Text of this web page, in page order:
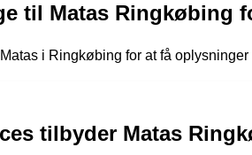
til Matas Ringkøbing
i Ringkøbing for at få
tilbyder Matas